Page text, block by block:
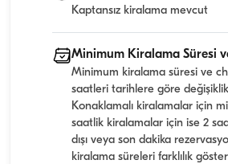
Kaptansız kiralama mevcut
Minimum Kiralama Süresi
Minimum kiralama süresi ve
saatleri tarihlere göre
Konaklamalı kiralamalar için
saatlik kiralamalar için ise 2
dışı veya son dakika
kiralama süreleri farklılık